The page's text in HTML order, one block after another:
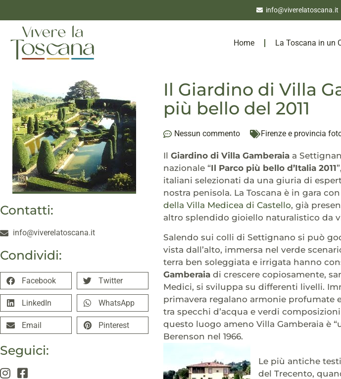
info@viverelatoscana.it
Home La Toscana in un
Contatti:
info@viverelatoscana.it
Condividi:
Facebook Twitter
LinkedIn WhatsApp
Email Pinterest
Seguici:
Il Giardino di Villa
più bello del 2011
Nessun commento Firenze e provincia
Il Giardino di Villa Gamberaia a
nazionale “Il Parco più bello d’Italia 2011
italiani selezionati da una giuria di
nostra penisola. La Toscana è in gara
della Villa Medicea di Castello, già
altro splendido gioiello naturalistico da
Salendo sui colli di Settignano si può
vista dall’alto, immersa nel verde
terra ben soleggiata e irrigata hanno
Gamberaia di crescere copiosamente,
Medici, si sviluppa su differenti livelli.
primavera regalano armonie profumate
tra specchi d’acqua e verdi
questo luogo ameno Villa Gamberaia è
Berenson nel 1966.
Le più antiche
del Trecento,